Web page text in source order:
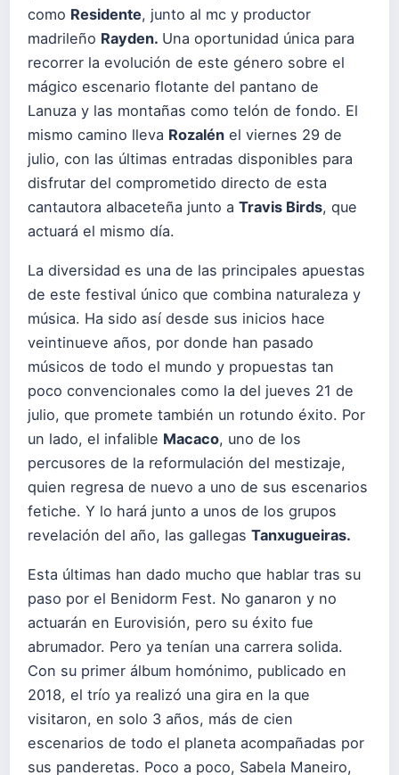
como Residente, junto al mc y productor
madrileño Rayden. Una oportunidad única para
recorrer la evolución de este género sobre el
mágico escenario flotante del pantano de
Lanuza y las montañas como telón de fondo. El
mismo camino lleva Rozalén el viernes 29 de
julio, con las últimas entradas disponibles para
disfrutar del comprometido directo de esta
cantautora albaceteña junto a Travis Birds, que
actuará el mismo día.
La diversidad es una de las principales apuestas
de este festival único que combina naturaleza y
música. Ha sido así desde sus inicios hace
veintinueve años, por donde han pasado
músicos de todo el mundo y propuestas tan
poco convencionales como la del jueves 21 de
julio, que promete también un rotundo éxito. Por
un lado, el infalible Macaco, uno de los
percusores de la reformulación del mestizaje,
quien regresa de nuevo a uno de sus escenarios
fetiche. Y lo hará junto a unos de los grupos
revelación del año, las gallegas Tanxugueiras.
Esta últimas han dado mucho que hablar tras su
paso por el Benidorm Fest. No ganaron y no
actuarán en Eurovisión, pero su éxito fue
abrumador. Pero ya tenían una carrera solida.
Con su primer álbum homónimo, publicado en
2018, el trío ya realizó una gira en la que
visitaron, en solo 3 años, más de cien
escenarios de todo el planeta acompañadas por
sus panderetas. Poco a poco, Sabela Maneiro,